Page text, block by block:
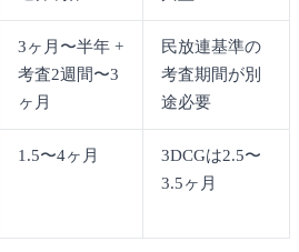
3ヶ月〜半年 +
考査2週間〜3
ヶ月
民放連基準の
考査期間が別
途必要
1.5〜4ヶ月
3DCGは2.5〜
3.5ヶ月